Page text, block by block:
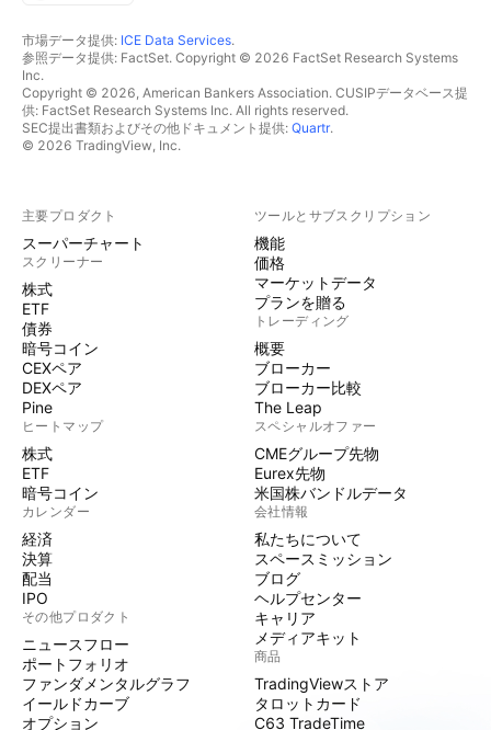
市場データ提供: ICE Data Services.
参照データ提供: FactSet. Copyright © 2026 FactSet Research Systems
Inc.
Copyright © 2026, American Bankers Association. CUSIPデータベース提
供: FactSet Research Systems Inc. All rights reserved.
SEC提出書類およびその他ドキュメント提供: Quartr.
© 2026 TradingView, Inc.
主要プロダクト
スーパーチャート
スクリーナー
株式
ETF
債券
暗号コイン
CEXペア
DEXペア
Pine
ヒートマップ
株式
ETF
暗号コイン
カレンダー
経済
決算
配当
IPO
その他プロダクト
ニュースフロー
ポートフォリオ
ファンダメンタルグラフ
イールドカーブ
オプション
ツールとサブスクリプション
機能
価格
マーケットデータ
プランを贈る
トレーディング
概要
ブローカー
ブローカー比較
The Leap
スペシャルオファー
CMEグループ先物
Eurex先物
米国株バンドルデータ
会社情報
私たちについて
スペースミッション
ブログ
ヘルプセンター
キャリア
メディアキット
商品
TradingViewストア
タロットカード
C63 TradeTime